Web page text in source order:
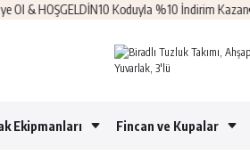
& HOŞGELDİN10 Koduyla %10 İndirim Kazan
Ekipmanları Fincan ve Kupalar